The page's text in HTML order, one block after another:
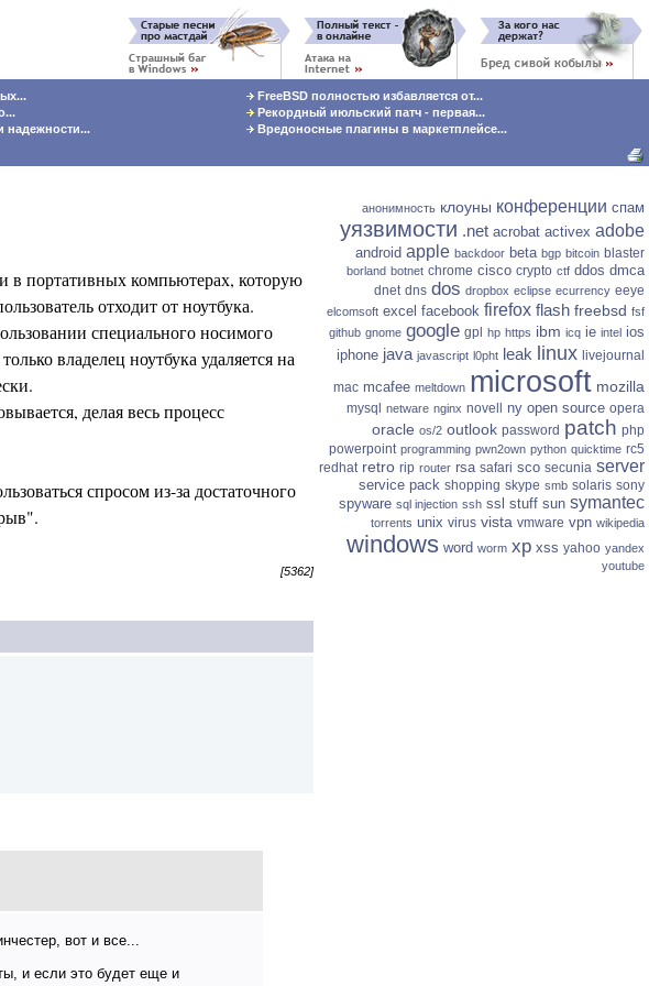
надежности...
FreeBSD полностью избавляется от...
Рекордный июльский патч - первая...
Вредоносные плагины в маркетплейсе...
в портативных компьютерах, которую
отходит от ноутбука.
специального носимого
владелец ноутбука удаляется на
делая весь процесс
спросом из-за достаточного
[5362]
вот и все...
и если это будет еще и
анонимность клоуны конференции спам
уязвимости .net acrobat activex adobe
android apple backdoor beta bgp bitcoin blaster
borland botnet chrome cisco crypto ctf ddos dmca
dnet dns dos dropbox eclipse ecurrency eeye
elcomsoft excel facebook firefox flash freebsd fsf
github gnome google gpl hp https ibm icq ie intel ios
iphone java javascript l0pht leak linux livejournal
mac mcafee meltdown microsoft mozilla
mysql netware nginx novell ny open source opera
oracle os/2 outlook password patch php
powerpoint programming pwn2own python quicktime rc5
redhat retro rip router rsa safari sco secunia server
service pack shopping skype smb solaris sony
spyware sql injection ssh ssl stuff sun symantec
torrents unix virus vista vmware vpn wikipedia
windows word worm xp xss yahoo yandex
youtube